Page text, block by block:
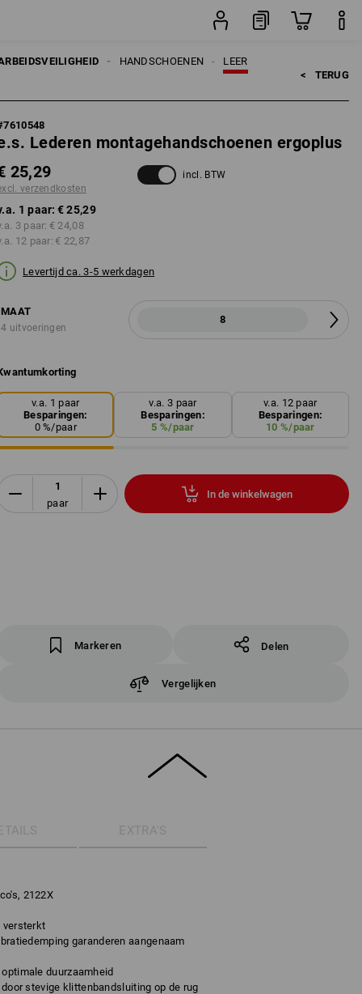
LEER
HANDSCHOENEN
< TERUG
7610548
Lederen montagehandschoenen ergoplus
25,29
verzendkosten
incl. BTW
1 paar: € 25,29
3 paar: € 24,08
12 paar: € 22,87
Levertijd ca. 3-5 werkdagen
MAAT
4 uitvoeringen
8
v.a. 1 paar
Besparingen:
0%/paar
v.a. 3 paar
Besparingen:
5 %/paar
v.a. 12 paar
Besparingen:
10 %/paar
paar
In de winkelwagen
Markeren Delen
Vergelijken
EXTRA'S
2122X
versterkt
garanderen aangenaam
duurzaamheid
stevige klittenbandsluiting op de rug